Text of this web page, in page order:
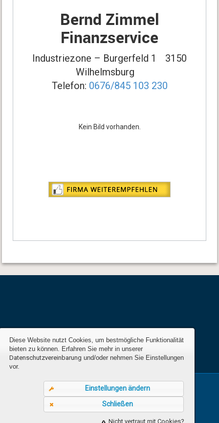
Bernd Zimmel
Finanzservice
Industriezone – Burgerfeld 1
3150
Wilhelmsburg
Telefon: 0676/845 103 230
Kein Bild vorhanden.
Impressum Kontakt
Cookie Einstellungen
Diese Website nutzt Cookies, um bestmögliche Funktionalität
bieten zu können. Erfahren Sie mehr in unserer
Datenschutzvereinbarung und/oder nehmen Sie Einstellungen
vor.
Einstellungen ändern
Schließen
Nicht vertraut mit Cookies?